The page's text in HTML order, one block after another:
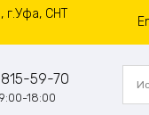
г.Уфа, СНТ
59-70
18:00